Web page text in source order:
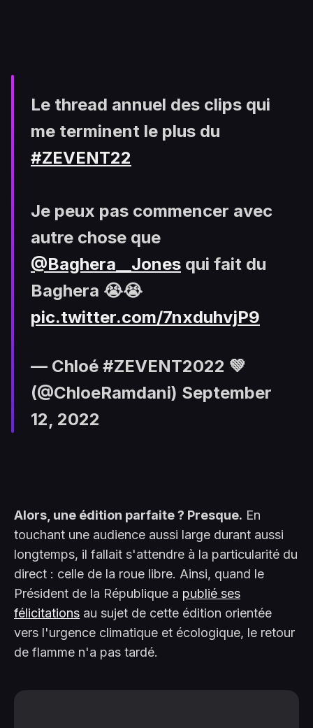
Le thread annuel des clips qui
me terminent le plus du
#ZEVENT22
Je peux pas commencer avec
autre chose que
@Baghera__Jones qui fait du
Baghera 😭😭
pic.twitter.com/7nxduhvjP9
— Chloé #ZEVENT2022 💚
(@ChloeRamdani) September
12, 2022
Alors, une édition parfaite ? Presque. En
touchant une audience aussi large durant aussi
longtemps, il fallait s'attendre à la particularité du
direct : celle de la roue libre. Ainsi, quand le
Président de la République a publié ses
félicitations au sujet de cette édition orientée
vers l'urgence climatique et écologique, le retour
de flamme n'a pas tardé.